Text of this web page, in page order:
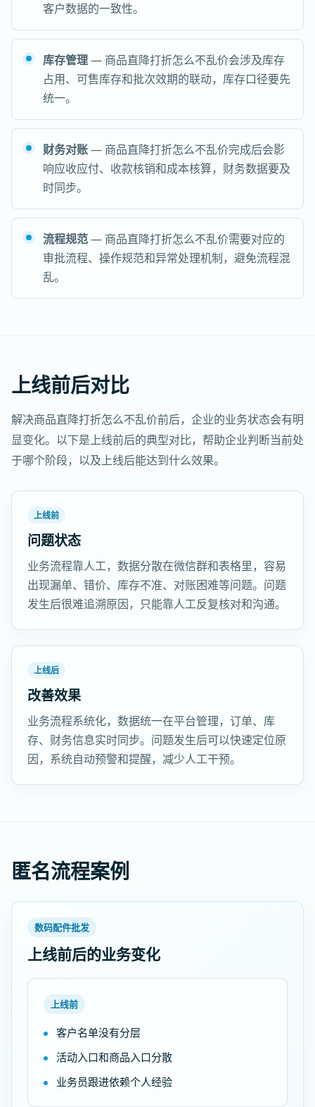
客户数据的一致性。
库存管理— 商品直降打折怎么不乱价会涉及库存
占用、可售库存和批次效期的联动，库存口径要先
统一。
财务对账— 商品直降打折怎么不乱价完成后会影
响应收应付、收款核销和成本核算，财务数据要及
时同步。
流程规范— 商品直降打折怎么不乱价需要对应的
审批流程、操作规范和异常处理机制，避免流程混
乱。
上线前后对比
解决商品直降打折怎么不乱价前后，企业的业务状态会有明
显变化。以下是上线前后的典型对比，帮助企业判断当前处
于哪个阶段，以及上线后能达到什么效果。
上线前
问题状态
业务流程靠人工，数据分散在微信群和表格里，容易
出现漏单、错价、库存不准、对账困难等问题。问题
发生后很难追溯原因，只能靠人工反复核对和沟通。
上线后
改善效果
业务流程系统化，数据统一在平台管理，订单、库
存、财务信息实时同步。问题发生后可以快速定位原
因，系统自动预警和提醒，减少人工干预。
匿名流程案例
数码配件批发
上线前后的业务变化
上线前
客户名单没有分层
活动入口和商品入口分散
业务员跟进依赖个人经验